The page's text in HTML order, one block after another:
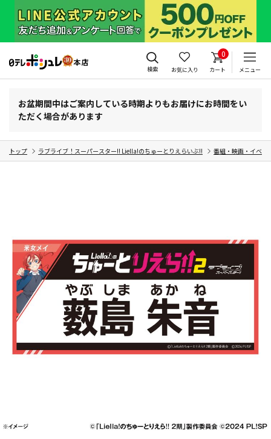
検索 お気に入り
0
カート メニュー
お盆期間中はご案内している時期よりもお届けにお時間をい
ただく場合があります
トップ ラブライブ！スーパースター!! Liella!のちゅーとりえらいぶ!! 番組・映画・イベン